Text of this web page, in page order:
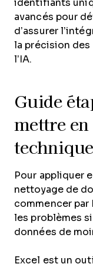
identifiants
avancés pour
d’assurer
la précision des
l’IA.
Guide
mettre
Pour appliquer
nettoyage de
commencer par
les problèmes
données de
Excel est un